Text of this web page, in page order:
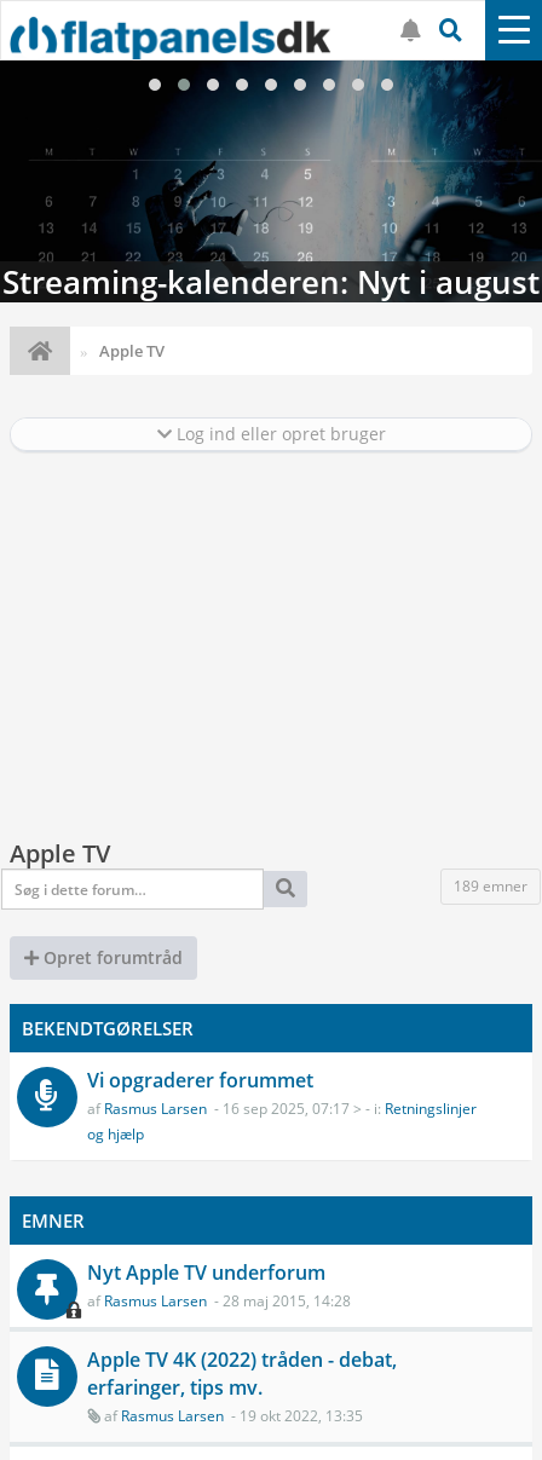
Streaming-kalenderen: Nyt i august
Apple TV
Log ind eller opret bruger
Apple TV
189 emner
Opret forumtråd
BEKENDTGØRELSER
Vi opgraderer forummet
afRasmus Larsen - 16 sep 2025, 07:17 > - i: Retningslinjer
og hjælp
EMNER
Nyt Apple TV underforum
afRasmus Larsen - 28 maj 2015, 14:28
Apple TV 4K (2022) tråden - debat,
erfaringer, tips mv.
afRasmus Larsen - 19 okt 2022, 13:35